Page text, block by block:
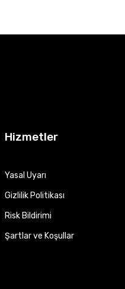
Hizmetler
Yasal Uyarı
Gizlilik Politikası
Risk Bildirimi
Şartlar ve Koşullar